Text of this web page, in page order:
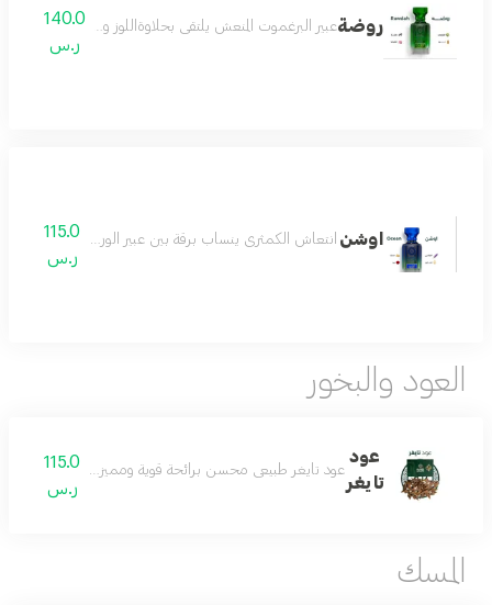
روضةعبير البرغموت المنعش يلتقي بحلاوةاللوز والفانيلا,تتفح معه
140.0
ر.س
اوشن انتعاش الكمثرى ينساب برقة بين عبير الورد والخزامى,
115.0
ر.س
العود والبخور
عود
تايغر
عود تايغر طبيعي محسن برائحة قوية ومميز وفاخرة جداً
115.0
ر.س
المسك